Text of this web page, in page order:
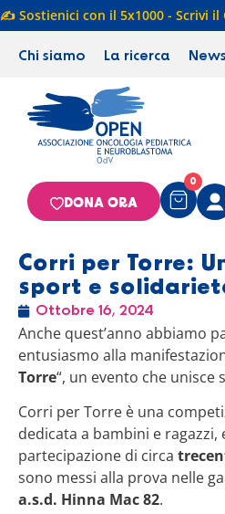
✍️ Sostienici con il 5x1000 - Scrivi il
Chi siamo La ricerca News
0
DONA ORA
Corri per Torre:
sport e
Ottobre 16, 2024
Anche quest’anno abbiamo
entusiasmo alla
Torre“, un evento che unisce
Corri per Torre è una
dedicata a bambini e ragazzi,
partecipazione di circa
sono messi alla prova nelle
a.s.d. Hinna Mac 82.